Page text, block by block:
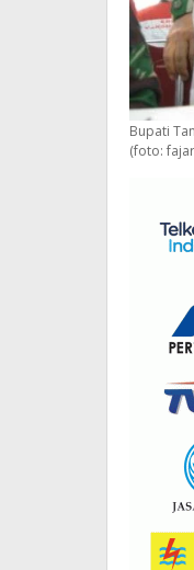
Bupati
(foto: